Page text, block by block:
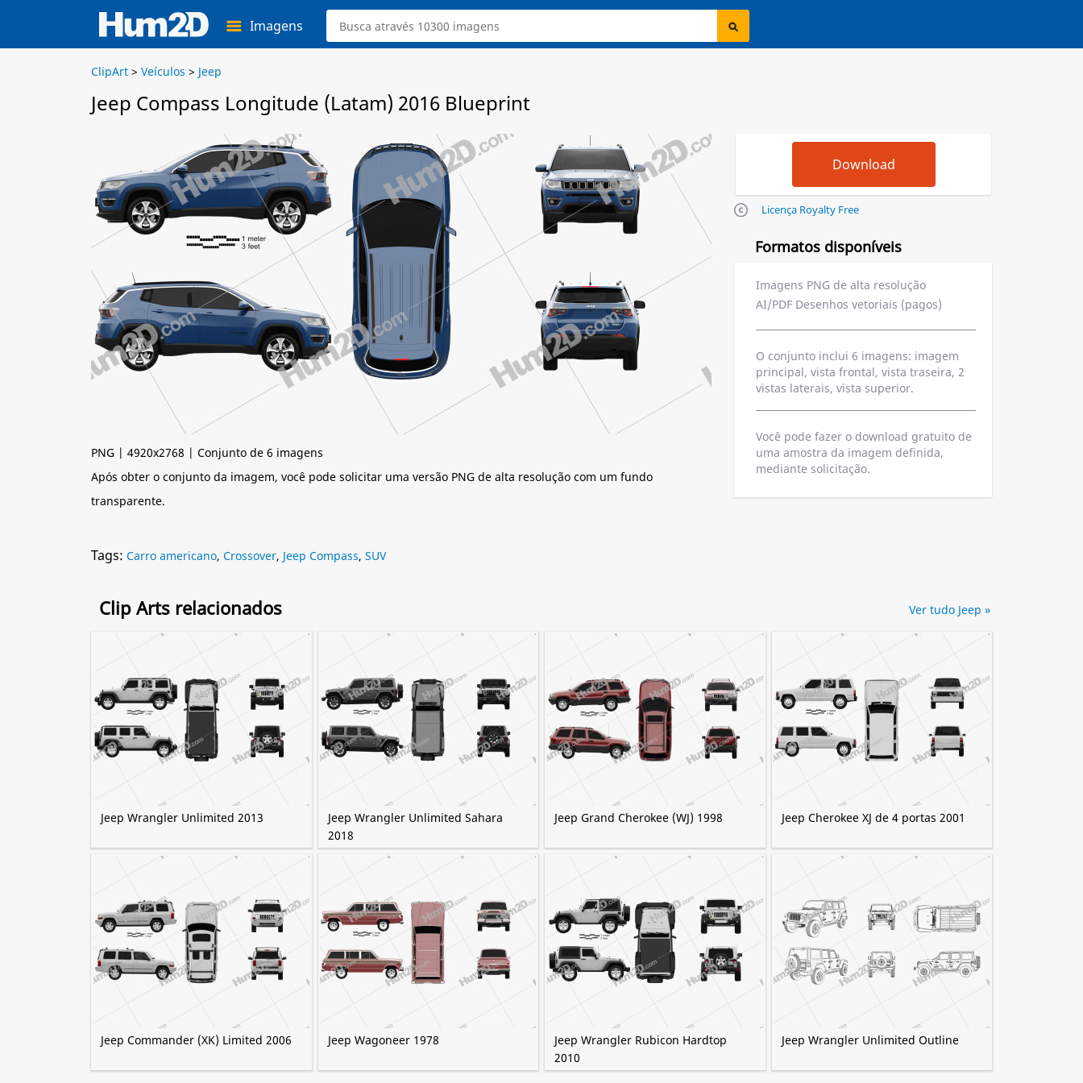
Imagens
ClipArt > Veículos > Jeep
Jeep Compass Longitude (Latam) 2016 Blueprint
PNG | 4920x2768 | Conjunto de 6 imagens
Após obter o conjunto da imagem, você pode solicitar uma versão PNG de alta resolução com um fundo
transparente.
Licença Royalty Free
Formatos disponíveis
Imagens PNG de alta resolução
AI/PDF Desenhos vetoriais (pagos)
O conjunto inclui 6 imagens: imagem
principal, vista frontal, vista traseira, 2
vistas laterais, vista superior.
Você pode fazer o download gratuito de
uma amostra da imagem definida,
mediante solicitação.
Tags: Carro americano, Crossover, Jeep Compass, SUV
Clip Arts relacionados
Jeep Wrangler Unlimited 2013
Jeep Wrangler Unlimited Sahara
2018
Jeep Grand Cherokee (WJ) 1998 Jeep Cherokee XJ de 4 portas 2001
Jeep Commander (XK) Limited 2006 Jeep Wagoneer 1978
Jeep Wrangler Rubicon Hardtop
2010
Jeep Wrangler Unlimited Outline
Ver tudo Jeep »